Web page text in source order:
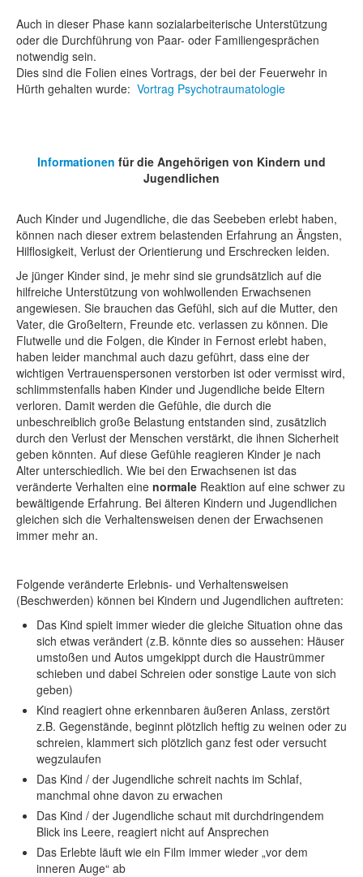
Auch in dieser Phase kann sozialarbeiterische Unterstützung
oder die Durchführung von Paar- oder Familiengesprächen
notwendig sein.
Dies sind die Folien eines Vortrags, der bei der Feuerwehr in
Hürth gehalten wurde: Vortrag Psychotraumatologie
Informationen für die Angehörigen von Kindern und
Jugendlichen
Auch Kinder und Jugendliche, die das Seebeben erlebt haben,
können nach dieser extrem belastenden Erfahrung an Ängsten,
Hilflosigkeit, Verlust der Orientierung und Erschrecken leiden.
Je jünger Kinder sind, je mehr sind sie grundsätzlich auf die
hilfreiche Unterstützung von wohlwollenden Erwachsenen
angewiesen. Sie brauchen das Gefühl, sich auf die Mutter, den
Vater, die Großeltern, Freunde etc. verlassen zu können. Die
Flutwelle und die Folgen, die Kinder in Fernost erlebt haben,
haben leider manchmal auch dazu geführt, dass eine der
wichtigen Vertrauenspersonen verstorben ist oder vermisst wird,
schlimmstenfalls haben Kinder und Jugendliche beide Eltern
verloren. Damit werden die Gefühle, die durch die
unbeschreiblich große Belastung entstanden sind, zusätzlich
durch den Verlust der Menschen verstärkt, die ihnen Sicherheit
geben könnten. Auf diese Gefühle reagieren Kinder je nach
Alter unterschiedlich. Wie bei den Erwachsenen ist das
veränderte Verhalten eine normale Reaktion auf eine schwer zu
bewältigende Erfahrung. Bei älteren Kindern und Jugendlichen
gleichen sich die Verhaltensweisen denen der Erwachsenen
immer mehr an.
Folgende veränderte Erlebnis- und Verhaltensweisen
(Beschwerden) können bei Kindern und Jugendlichen auftreten:
Das Kind spielt immer wieder die gleiche Situation ohne das
sich etwas verändert (z.B. könnte dies so aussehen: Häuser
umstoßen und Autos umgekippt durch die Haustrümmer
schieben und dabei Schreien oder sonstige Laute von sich
geben)
Kind reagiert ohne erkennbaren äußeren Anlass, zerstört
z.B. Gegenstände, beginnt plötzlich heftig zu weinen oder zu
schreien, klammert sich plötzlich ganz fest oder versucht
wegzulaufen
Das Kind / der Jugendliche schreit nachts im Schlaf,
manchmal ohne davon zu erwachen
Das Kind / der Jugendliche schaut mit durchdringendem
Blick ins Leere, reagiert nicht auf Ansprechen
Das Erlebte läuft wie ein Film immer wieder „vor dem
inneren Auge“ ab